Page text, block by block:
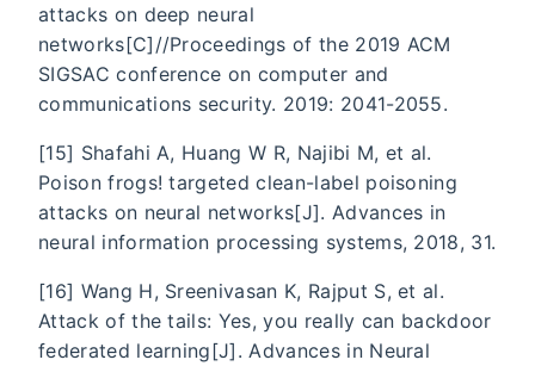
attacks on deep neural
networks[C]//Proceedings of the 2019 ACM
SIGSAC conference on computer and
communications security. 2019: 2041-2055.
[15] Shafahi A, Huang W R, Najibi M, et al.
Poison frogs! targeted clean-label poisoning
attacks on neural networks[J]. Advances in
neural information processing systems, 2018, 31.
[16] Wang H, Sreenivasan K, Rajput S, et al.
Attack of the tails: Yes, you really can backdoor
federated learning[J]. Advances in Neural